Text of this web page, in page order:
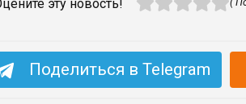
эту новость!
Поделиться в Telegram